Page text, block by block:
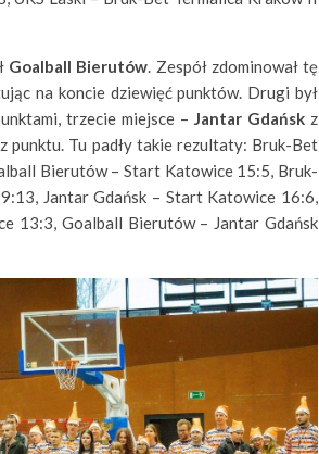
Goalball Bierutów. Zespół zdominował tę
na koncie dziewięć punktów. Drugi był
trzecie miejsce – Jantar Gdańsk z
punktu. Tu padły takie rezultaty: Bruk-Bet
Bierutów – Start Katowice 15:5, Bruk-
Jantar Gdańsk – Start Katowice 16:6,
13:3, Goalball Bierutów – Jantar Gdańsk